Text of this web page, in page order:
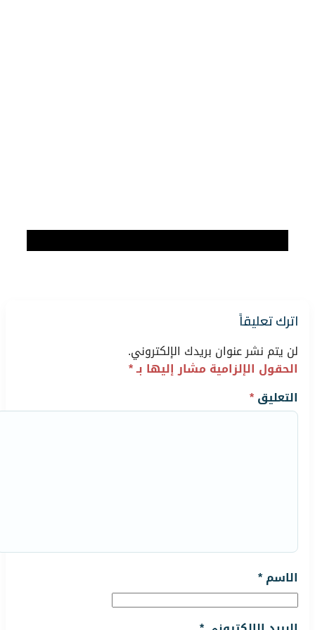
اترك تعليقاً
لن يتم نشر عنوان بريدك الإلكتروني.
الحقول الإلزامية مشار إليها بـ*
التعليق*
الاسم*